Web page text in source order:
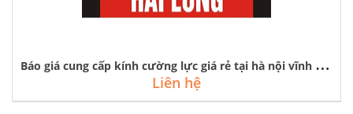
B
áo giá cung cấp kính cường lực giá rẻ tại hà nội vĩnh phúc quảng ninh
Liên hệ